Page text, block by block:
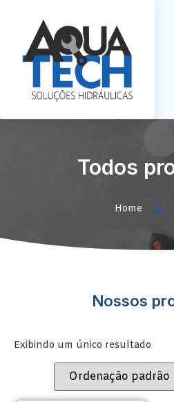
Todos
Home
Nossos
Exibindo um único resultado